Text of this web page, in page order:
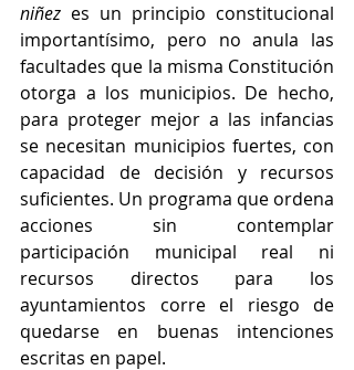
niñez es un principio constitucional
importantísimo, pero no anula las
facultades que la misma Constitución
otorga a los municipios. De hecho,
para proteger mejor a las infancias
se necesitan municipios fuertes, con
capacidad de decisión y recursos
suficientes. Un programa que ordena
acciones sin contemplar
participación municipal real ni
recursos directos para los
ayuntamientos corre el riesgo de
quedarse en buenas intenciones
escritas en papel.